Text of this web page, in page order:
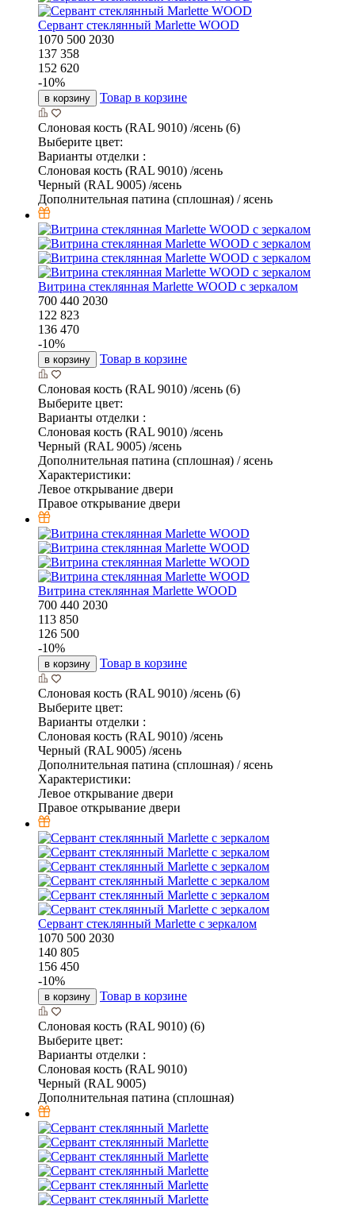
Сервант стеклянный Marlette WOOD
1070 500 2030
137 358
152 620
-10%
в корзину Товар в корзине
Слоновая кость (RAL 9010) /ясень (6)
Выберите цвет:
Варианты отделки :
Слоновая кость (RAL 9010) /ясень
Черный (RAL 9005) /ясень
Дополнительная патина (сплошная) / ясень
Витрина стеклянная Marlette WOOD с зеркалом
700 440 2030
122 823
136 470
-10%
в корзину Товар в корзине
Слоновая кость (RAL 9010) /ясень (6)
Выберите цвет:
Варианты отделки :
Слоновая кость (RAL 9010) /ясень
Черный (RAL 9005) /ясень
Дополнительная патина (сплошная) / ясень
Характеристики:
Левое открывание двери
Правое открывание двери
Витрина стеклянная Marlette WOOD
700 440 2030
113 850
126 500
-10%
в корзину Товар в корзине
Слоновая кость (RAL 9010) /ясень (6)
Выберите цвет:
Варианты отделки :
Слоновая кость (RAL 9010) /ясень
Черный (RAL 9005) /ясень
Дополнительная патина (сплошная) / ясень
Характеристики:
Левое открывание двери
Правое открывание двери
Сервант стеклянный Marlette с зеркалом
1070 500 2030
140 805
156 450
-10%
в корзину Товар в корзине
Слоновая кость (RAL 9010) (6)
Выберите цвет:
Варианты отделки :
Слоновая кость (RAL 9010)
Черный (RAL 9005)
Дополнительная патина (сплошная)